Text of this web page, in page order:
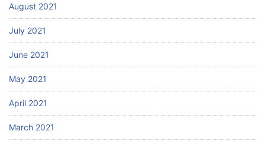
August 2021
July 2021
June 2021
May 2021
April 2021
March 2021